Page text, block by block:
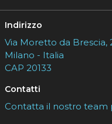
Indirizzo
Via Moretto da Brescia,
Milano - Italia
CAP 20133
Contatti
Contatta il nostro team